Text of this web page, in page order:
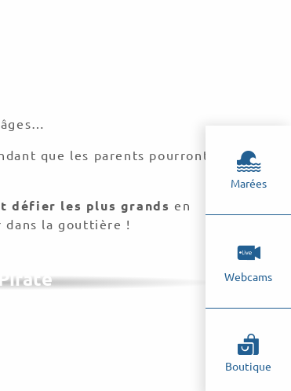
Marées
Webcams
Boutique
que les parents pourront
défier les plus grands en
la gouttière !